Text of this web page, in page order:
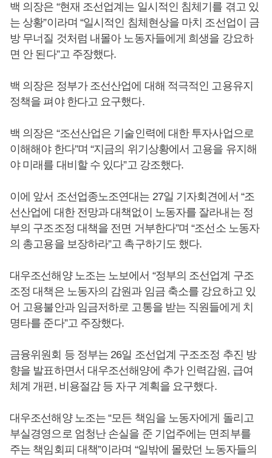
백 의장은 “현재 조선업계는 일시적인 침체기를 겪고 있
는 상황”이라며 “일시적인 침체현상을 마치 조선업이 금
방 무너질 것처럼 내몰아 노동자들에게 희생을 강요하
면 안 된다”고 주장했다.
백 의장은 정부가 조선산업에 대해 적극적인 고용유지
정책을 펴야 한다고 요구했다.
백 의장은 “조선산업은 기술인력에 대한 투자사업으로
이해해야 한다”며 “지금의 위기상황에서 고용을 유지해
야 미래를 대비할 수 있다”고 강조했다.
이에 앞서 조선업종노조연대는 27일 기자회견에서 “조
선산업에 대한 전망과 대책없이 노동자를 잘라내는 정
부의 구조조정 대책을 전면 거부한다”며 “조선소 노동자
의 총고용을 보장하라”고 촉구하기도 했다.
대우조선해양 노조는 노보에서 “정부의 조선업계 구조
조정 대책은 노동자의 감원과 임금 축소를 강요하고 있
어 고용불안과 임금저하로 고통을 받는 직원들에게 치
명타를 준다”고 주장했다.
금융위원회 등 정부는 26일 조선업계 구조조정 추진 방
향을 발표하면서 대우조선해양에 추가 인력감원, 급여
체계 개편, 비용절감 등 자구 계획을 요구했다.
대우조선해양 노조는 “모든 책임을 노동자에게 돌리고
부실경영으로 엄청난 손실을 준 기업주에는 면죄부를
주는 책임회피 대책”이라며 “일밖에 몰랐던 노동자들의